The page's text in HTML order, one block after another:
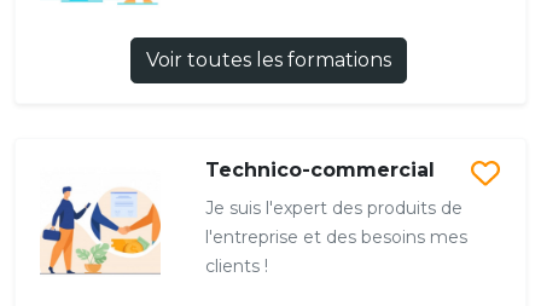
Voir toutes les formations
Technico-commercial
Je suis l'expert des produits de
l'entreprise et des besoins mes
clients !